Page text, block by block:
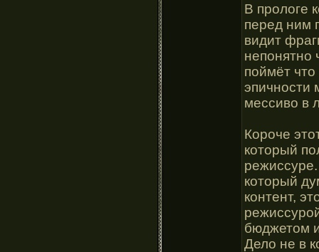
В прологе
перед ним
видит
непонятно
поймёт
эпичности
мессиво в
Короче
который
который
контент,
бюджетом
Дело не в